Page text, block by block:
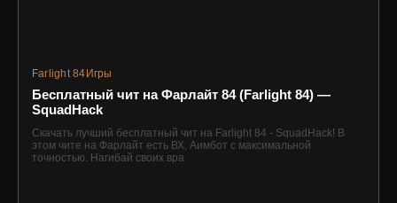
Farlight 84 Игры
Бесплатный чит на Фарлайт 84 (Farlight 84) —
SquadHack
Скачать лучший бесплатный чит на Farlight 84 - SquadHack! В
этом чите на Фарлайт есть ВХ, Аимбот с максимальной
точностью. Нагибай своих вра